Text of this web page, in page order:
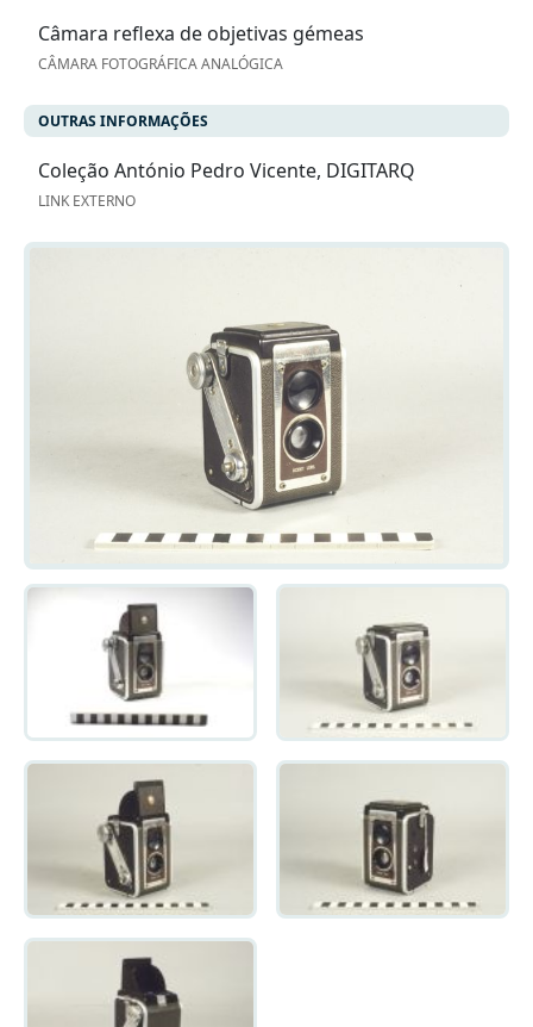
Câmara reflexa de objetivas gémeas
CÂMARA FOTOGRÁFICA ANALÓGICA
OUTRAS INFORMAÇÕES
Coleção António Pedro Vicente, DIGITARQ
LINK EXTERNO